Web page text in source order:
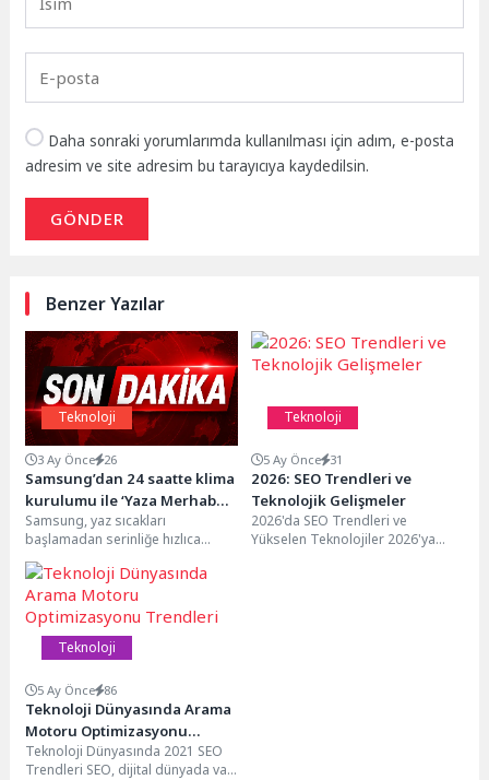
Daha sonraki yorumlarımda kullanılması için adım, e-posta
adresim ve site adresim bu tarayıcıya kaydedilsin.
GÖNDER
Benzer Yazılar
Teknoloji
3 Ay Önce 26
Samsung’dan 24 saatte klima
kurulumu ile ‘Yaza Merhaba’
kampanyası
Samsung, yaz sıcakları
başlamadan serinliğe hızlıca
kavuşmak isteyenler için yeni bir
kampanya hayata geçiriyor. 31...
Teknoloji
5 Ay Önce 31
2026: SEO Trendleri ve
Teknolojik Gelişmeler
2026'da SEO Trendleri ve
Yükselen Teknolojiler 2026'ya
Teknoloji
5 Ay Önce 86
Teknoloji Dünyasında Arama
Motoru Optimizasyonu
Trendleri
Teknoloji Dünyasında 2021 SEO
Trendleri SEO, dijital dünyada var